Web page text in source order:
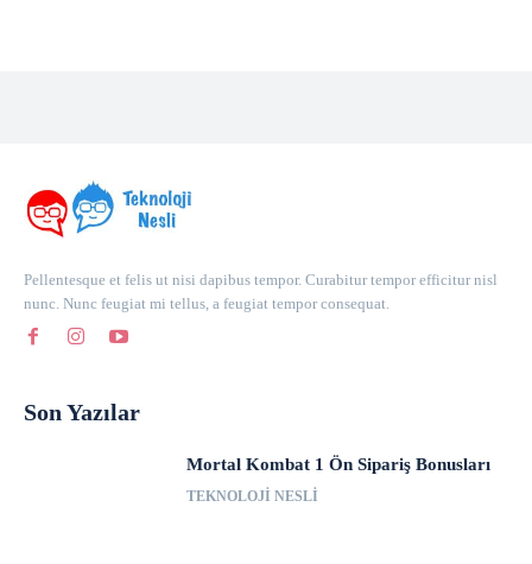
Pellentesque et felis ut nisi dapibus tempor. Curabitur tempor efficitur nisl
nunc. Nunc feugiat mi tellus, a feugiat tempor consequat.
Son Yazılar
Mortal Kombat 1 Ön Sipariş Bonusları
TEKNOLOJI NESLI